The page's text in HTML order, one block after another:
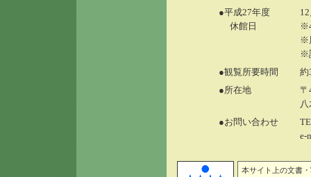
●平成27年度
休館日
※
※
●観覧所要時間
約
●所在地
〒
●お問い合わせ
e-
本サイト上の文書